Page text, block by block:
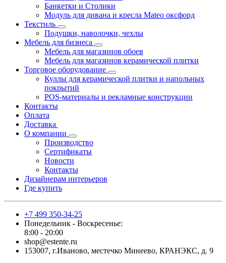
Банкетки и Столики
Модуль для дивана и кресла Mateo оксфорд
Текстиль
Подушки, наволочки, чехлы
Мебель для бизнеса
Мебель для магазинов обоев
Мебель для магазинов керамической плитки
Торговое оборудование
Куллы для керамической плитки и напольных
покрытий
POS-материалы и рекламные конструкции
Контакты
Оплата
Доставка
О компании
Производство
Сертификаты
Новости
Контакты
Дизайнерам интерьеров
Где купить
+7 499 350-34-25
Понедельник - Воскресенье:
8:00 - 20:00
shop@estente.ru
153007, г.Иваново, местечко Минеево, КРАНЭКС, д. 9